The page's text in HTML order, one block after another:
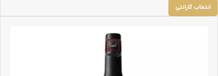
انتخاب گارانتی